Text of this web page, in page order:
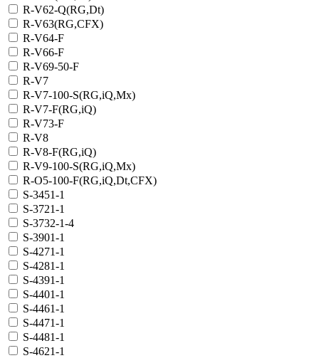
R-V62-Q(RG,Dt)
R-V63(RG,CFX)
R-V64-F
R-V66-F
R-V69-50-F
R-V7
R-V7-100-S(RG,iQ,Mx)
R-V7-F(RG,iQ)
R-V73-F
R-V8
R-V8-F(RG,iQ)
R-V9-100-S(RG,iQ,Mx)
R-О5-100-F(RG,iQ,Dt,CFX)
S-3451-1
S-3721-1
S-3732-1-4
S-3901-1
S-4271-1
S-4281-1
S-4391-1
S-4401-1
S-4461-1
S-4471-1
S-4481-1
S-4621-1